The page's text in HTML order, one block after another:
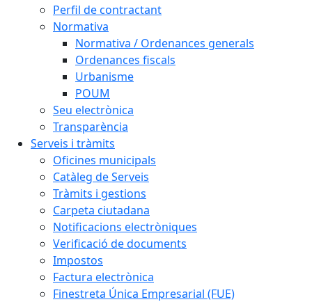
Perfil de contractant
Normativa
Normativa / Ordenances generals
Ordenances fiscals
Urbanisme
POUM
Seu electrònica
Transparència
Serveis i tràmits
Oficines municipals
Catàleg de Serveis
Tràmits i gestions
Carpeta ciutadana
Notificacions electròniques
Verificació de documents
Impostos
Factura electrònica
Finestreta Única Empresarial (FUE)